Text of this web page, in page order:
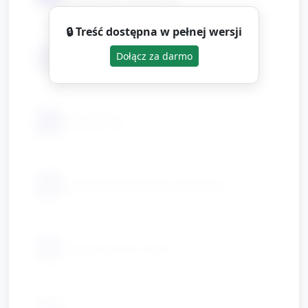
pędzelki i kubeczki z wodą
🔒 Treść dostępna w pełnej wersji
Dołącz za darmo